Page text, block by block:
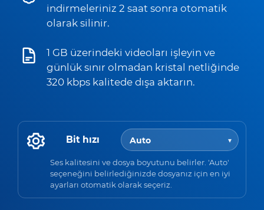
indirmeleriniz 2 saat sonra otomatik
olarak silinir.
1 GB üzerindeki videoları işleyin ve
günlük sınır olmadan kristal netliğinde
320 kbps kalitede dışa aktarın.
Bit hızı
Ses kalitesini ve dosya boyutunu belirler. 'Auto'
seçeneğini belirlediğinizde dosyanız için en iyi
ayarları otomatik olarak seçeriz.